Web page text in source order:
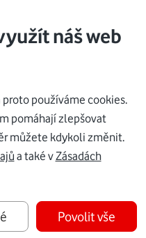
náš web
používáme cookies.
pomáhají zlepšovat
můžete kdykoli změnit.
a také vZásadách
Povolit vše